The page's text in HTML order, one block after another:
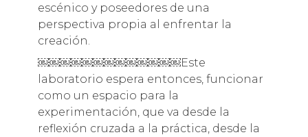
escénico y poseedores de una
perspectiva propia al enfrentar la
creación.
￼￼￼￼￼￼￼￼￼￼￼￼￼Este
laboratorio espera entonces, funcionar
como un espacio para la
experimentación, que va desde la
reflexión cruzada a la práctica, desde la